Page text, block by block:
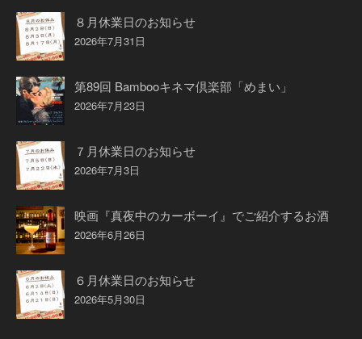
８月休業日のお知らせ
2026年7月31日
第89回 Bambooキネマ倶楽部「めまい」
2026年7月23日
７月休業日のお知らせ
2026年7月3日
映画『真夜中のカーボーイ』でご紹介するお酒
2026年6月26日
６月休業日のお知らせ
2026年5月30日